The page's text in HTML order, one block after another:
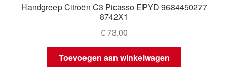
Handgreep Citroën C3 Picasso EPYD 9684450277
8742X1
€73,00
Toevoegen aan winkelwagen